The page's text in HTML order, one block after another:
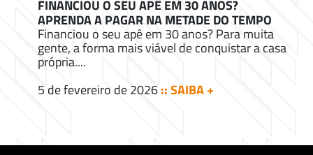
FINANCIOU O SEU APÊ EM 30 ANOS?
APRENDA A PAGAR NA METADE DO TEMPO
Financiou o seu apê em 30 anos? Para muita
gente, a forma mais viável de conquistar a casa
própria....
5 de fevereiro de 2026:: SAIBA +